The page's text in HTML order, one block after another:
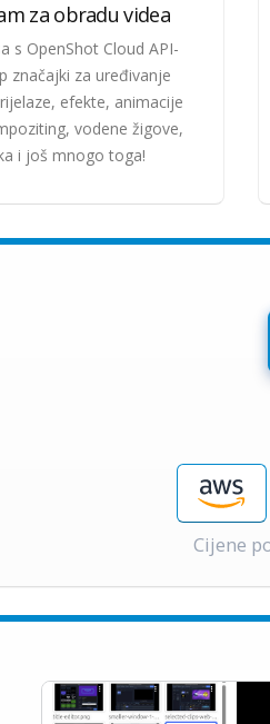
za obradu videa
s OpenShot Cloud API-
značajki za uređivanje
efekte, animacije
vodene žigove,
i još mnogo toga!
Cijene